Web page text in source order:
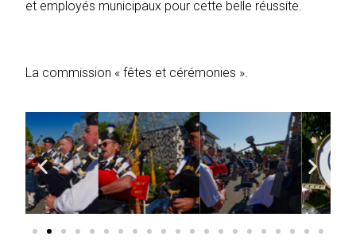
et employés municipaux pour cette belle réussite.
La commission « fêtes et cérémonies ».